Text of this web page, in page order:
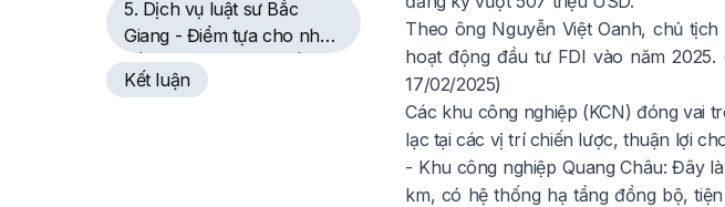
5. Dịch vụ luật sư Bắc
Giang - Điểm tựa cho nhà
đầu tư FDI với cam kết
chuyên nghiệp và toàn
Kết luận
Theo ông Nguyễn Việt Oanh, chủ
hoạt động đầu tư FDI vào năm 2025.
17/02/2025)
Các khu công nghiệp (KCN) đóng vai
lạc tại các vị trí chiến lược, thuận lợi
- Khu công nghiệp Quang Châu: Đây
km, có hệ thống hạ tầng đồng bộ,